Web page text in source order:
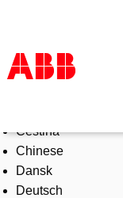
Products &
Industries
Services
About us
Čeština
Chinese
Dansk
Deutsch